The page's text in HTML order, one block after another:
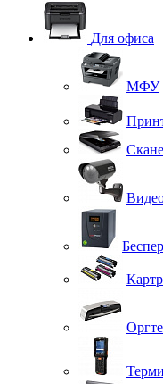
Для офиса
МФУ